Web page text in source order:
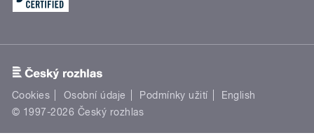
Cookies Osobní údaje Podmínky užití
English
© 1997-2026 Český rozhlas